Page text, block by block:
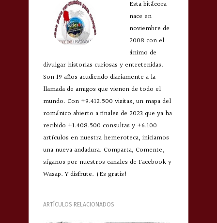
Esta bitácora
nace en
noviembre de
2008 con el
ánimo de
divulgar historias curiosas y entretenidas.
Son 19 años acudiendo diariamente a la
llamada de amigos que vienen de todo el
mundo. Con +9.412.500 visitas, un mapa del
románico abierto a finales de 2023 que ya ha
recibido +1.408.500 consultas y +6.100
artículos en nuestra hemeroteca, iniciamos
una nueva andadura. Comparta, Comente,
síganos por nuestros canales de Facebook y
Wasap. Y disfrute. ¡Es gratis!
ARTÍCULOS RELACIONADOS